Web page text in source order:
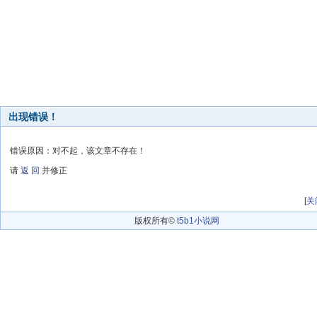
出现错误！
错误原因：对不起，该文章不存在！
请 返 回 并修正
[关
版权所有© t5b1小说网